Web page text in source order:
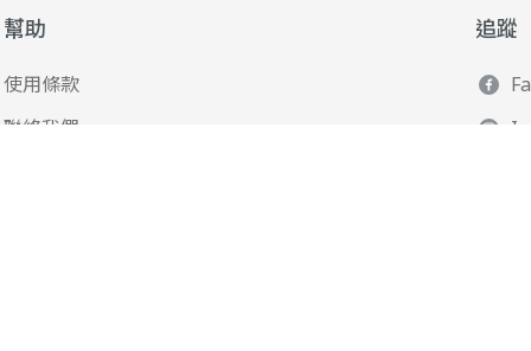
幫助
使用條款
聯絡我們
追蹤